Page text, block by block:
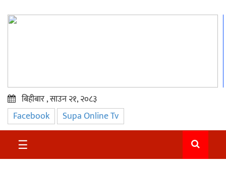
प्रमुख
समाचार
सुदुर
बिहीबार , साउन २१, २०८३
Facebook Supa Online Tv
☰